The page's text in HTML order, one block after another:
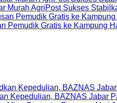
Murah AgriPost Sukses
Pemudik Gratis ke Kampung
Kepedulian, BAZNAS Jabar